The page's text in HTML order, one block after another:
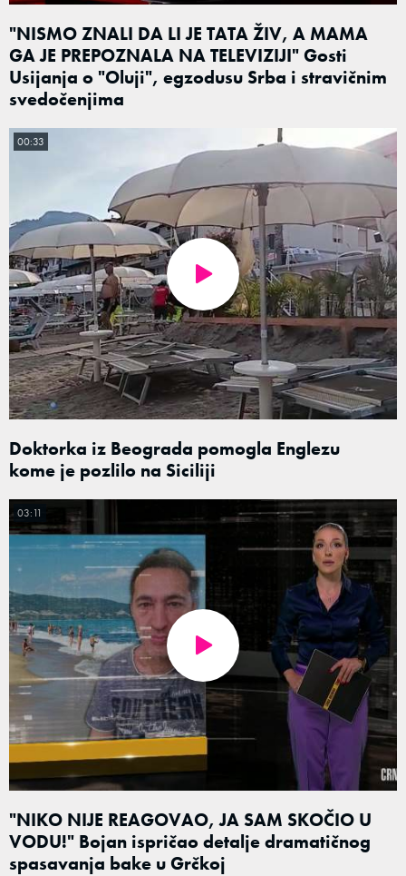
"NISMO ZNALI DA LI JE TATA ŽIV, A MAMA
GA JE PREPOZNALA NA TELEVIZIJI" Gosti
Usijanja o "Oluji", egzodusu Srba i stravičnim
svedočenjima
Doktorka iz Beograda pomogla Englezu
kome je pozlilo na Siciliji
00:33
"NIKO NIJE REAGOVAO, JA SAM SKOČIO U
VODU!" Bojan ispričao detalje dramatičnog
spasavanja bake u Grčkoj
03:11